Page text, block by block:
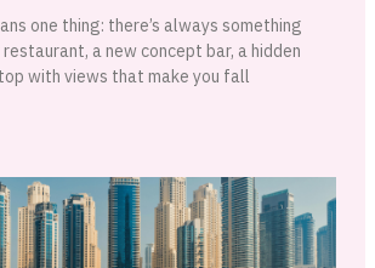
one thing: there’s always something
a new concept bar, a hidden
with views that make you fall